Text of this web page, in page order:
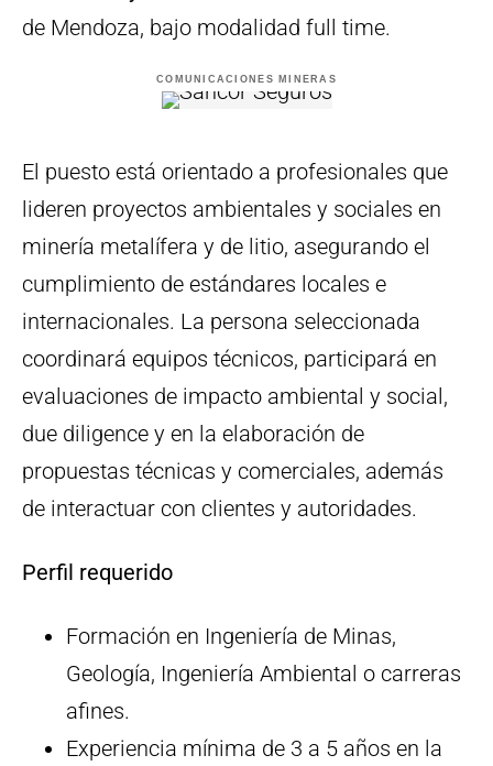
de Mendoza, bajo modalidad full time.
COMUNICACIONES MINERAS
El puesto está orientado a profesionales que
lideren proyectos ambientales y sociales en
minería metalífera y de litio, asegurando el
cumplimiento de estándares locales e
internacionales. La persona seleccionada
coordinará equipos técnicos, participará en
evaluaciones de impacto ambiental y social,
due diligence y en la elaboración de
propuestas técnicas y comerciales, además
de interactuar con clientes y autoridades.
Perfil requerido
Formación en Ingeniería de Minas,
Geología, Ingeniería Ambiental o carreras
afines.
Experiencia mínima de 3 a 5 años en la